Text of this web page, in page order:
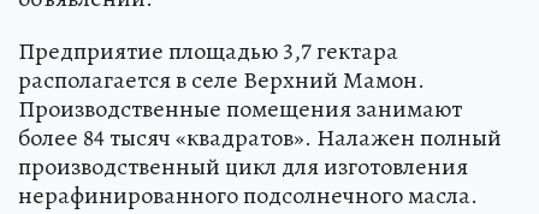
Предприятие площадью 3,7 гектара
располагается в селе Верхний Мамон.
Производственные помещения занимают
более 84 тысяч «квадратов». Налажен полный
производственный цикл для изготовления
нерафинированного подсолнечного масла.